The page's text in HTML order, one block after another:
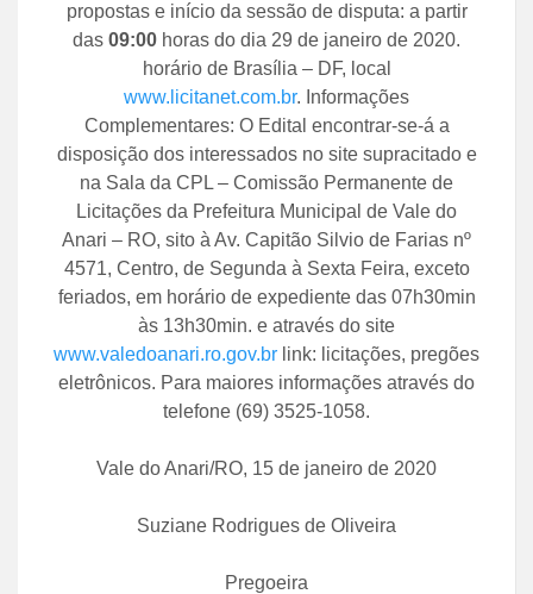
propostas e início da sessão de disputa: a partir
das 09:00 horas do dia 29 de janeiro de 2020.
horário de Brasília – DF, local
www.licitanet.com.br. Informações
Complementares: O Edital encontrar-se-á a
disposição dos interessados no site supracitado e
na Sala da CPL – Comissão Permanente de
Licitações da Prefeitura Municipal de Vale do
Anari – RO, sito à Av. Capitão Silvio de Farias nº
4571, Centro, de Segunda à Sexta Feira, exceto
feriados, em horário de expediente das 07h30min
às 13h30min. e através do site
www.valedoanari.ro.gov.br link: licitações, pregões
eletrônicos. Para maiores informações através do
telefone (69) 3525-1058.
Vale do Anari/RO, 15 de janeiro de 2020
Suziane Rodrigues de Oliveira
Pregoeira